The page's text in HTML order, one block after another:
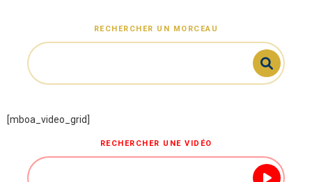
RECHERCHER UN MORCEAU
[mboa_video_grid]
RECHERCHER UNE VIDÉO